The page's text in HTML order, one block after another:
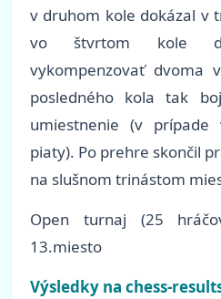
v druhom kole dokázal v
vo štvrtom kole
vykompenzovať
posledného kola tak
umiestnenie (v
piaty). Po prehre skončil
na slušnom trinástom
Open turnaj (25
13.miesto
Výsledky na chess-